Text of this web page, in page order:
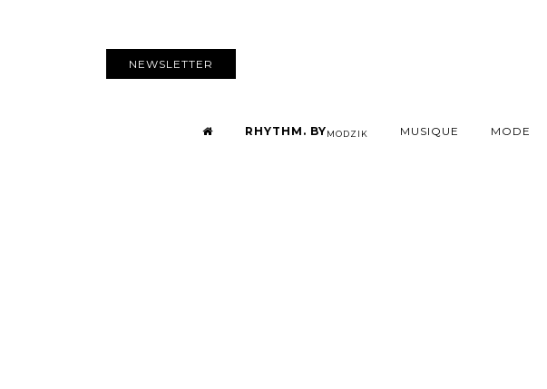
NEWSLETTER
RHYTHM. BYMODZIK MUSIQUE MODE